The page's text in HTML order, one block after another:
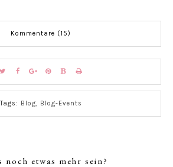
Kommentare (15)
Tags: Blog, Blog-Events
etwas mehr sein?